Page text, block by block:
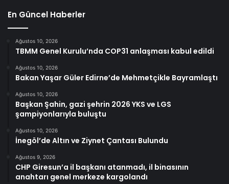
En Güncel Haberler
Ağustos 10, 2026
TBMM Genel Kurulu’nda COP31 anlaşması kabul edildi
Ağustos 10, 2026
Bakan Yaşar Güler Edirne’de Mehmetçikle Bayramlaştı
Ağustos 10, 2026
Başkan Şahin, gazi şehrin 2026 YKS ve LGS
şampiyonlarıyla buluştu
Ağustos 10, 2026
İnegöl’de Altın ve Ziynet Çantası Bulundu
Ağustos 9, 2026
CHP Giresun’a il başkanı atanmadı, il binasının
anahtarı genel merkeze kargolandı